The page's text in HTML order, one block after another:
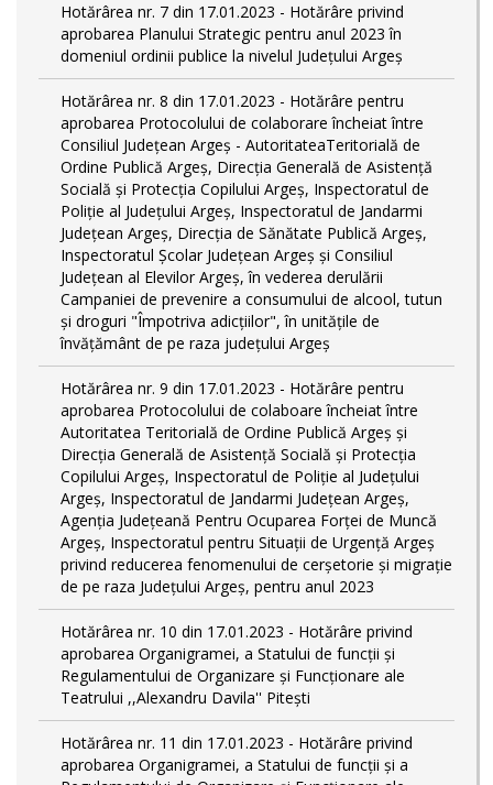
Hotărârea nr. 7 din 17.01.2023 - Hotărâre privind
aprobarea Planului Strategic pentru anul 2023 în
domeniul ordinii publice la nivelul Judeţului Argeş
Hotărârea nr. 8 din 17.01.2023 - Hotărâre pentru
aprobarea Protocolului de colaborare încheiat între
Consiliul Județean Argeș - AutoritateaTeritorială de
Ordine Publică Argeş, Direcţia Generală de Asistenţă
Socială şi Protecţia Copilului Argeş, Inspectoratul de
Poliţie al Judeţului Argeş, Inspectoratul de Jandarmi
Judeţean Argeş, Direcția de Sănătate Publică Argeș,
Inspectoratul Școlar Județean Argeș și Consiliul
Județean al Elevilor Argeș, în vederea derulării
Campaniei de prevenire a consumului de alcool, tutun
și droguri "Împotriva adicțiilor", în unitățile de
învățământ de pe raza județului Argeș
Hotărârea nr. 9 din 17.01.2023 - Hotărâre pentru
aprobarea Protocolului de colaboare încheiat între
Autoritatea Teritorială de Ordine Publică Argeş şi
Direcţia Generală de Asistenţă Socială şi Protecţia
Copilului Argeş, Inspectoratul de Poliţie al Judeţului
Argeş, Inspectoratul de Jandarmi Judeţean Argeş,
Agenţia Judeţeană Pentru Ocuparea Forţei de Muncă
Argeş, Inspectoratul pentru Situații de Urgență Argeş
privind reducerea fenomenului de cerşetorie şi migraţie
de pe raza Judeţului Argeş, pentru anul 2023
Hotărârea nr. 10 din 17.01.2023 - Hotărâre privind
aprobarea Organigramei, a Statului de funcţii și
Regulamentului de Organizare și Funcționare ale
Teatrului ,,Alexandru Davila'' Pitești
Hotărârea nr. 11 din 17.01.2023 - Hotărâre privind
aprobarea Organigramei, a Statului de funcții și a